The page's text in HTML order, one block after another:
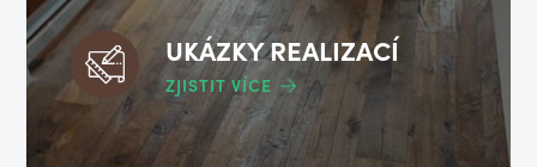
UKÁZKY REALIZACÍ
ZJISTIT VÍCE